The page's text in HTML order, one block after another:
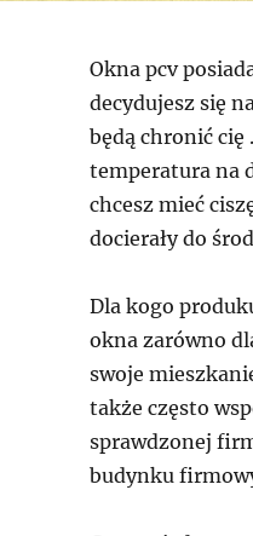
Okna pcv
decydujesz się
będą chronić
temperatura na
chcesz mieć
docierały do
Dla kogo
okna zarówno
swoje
także często
sprawdzonej
budynku